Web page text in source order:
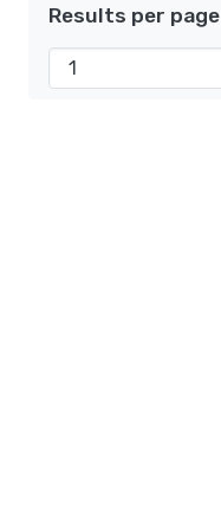
Results per page